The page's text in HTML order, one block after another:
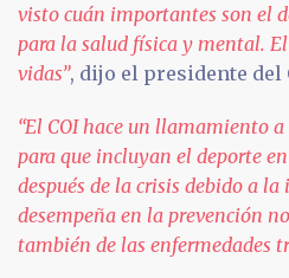
visto cuán importantes son el
para la salud física y mental.
vidas”, dijo el presidente del
“El COI hace un llamamiento
para que incluyan el deporte
después de la crisis debido a
desempeña en la prevención
también de las enfermedades